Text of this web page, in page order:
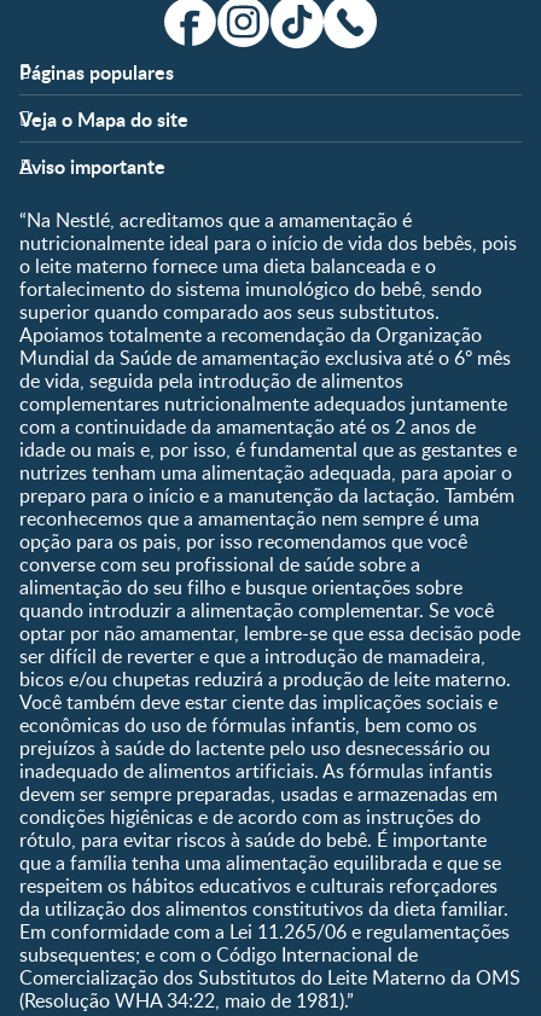
Páginas populares
Apoio
FAQ
Nossos Artigos
Fale conosco
Clube
Shopping
Compre Agora
Veja o Mapa do site
Fases
Pré-Concepção
Gravidez
Pós-Parto
0 a 5 meses
6 a 8 meses
9 a 12 meses
1 a 3 anos
Pré-escolar
Temas
Desenvolvimento
Ser Mãe e Pai
Nutrição, Alimentação e
Saúde
Ferramentas
Quando eu ficarei fértil?
Que dia meu bebê vai
nascer?
Guia de Nomes para Bebê
Calendário de semanas de
gravidez
Calculadora de cor dos
olhos
Curva de crescimento do
bebê
Planeta dos Pais
Receitas
Aviso importante
“Na Nestlé, acreditamos que a amamentação é
nutricionalmente ideal para o início de vida dos bebês, pois
o leite materno fornece uma dieta balanceada e o
fortalecimento do sistema imunológico do bebê, sendo
superior quando comparado aos seus substitutos.
Apoiamos totalmente a recomendação da Organização
Mundial da Saúde de amamentação exclusiva até o 6º mês
de vida, seguida pela introdução de alimentos
complementares nutricionalmente adequados juntamente
com a continuidade da amamentação até os 2 anos de
idade ou mais e, por isso, é fundamental que as gestantes e
nutrizes tenham uma alimentação adequada, para apoiar o
preparo para o início e a manutenção da lactação. Também
reconhecemos que a amamentação nem sempre é uma
opção para os pais, por isso recomendamos que você
converse com seu profissional de saúde sobre a
alimentação do seu filho e busque orientações sobre
quando introduzir a alimentação complementar. Se você
optar por não amamentar, lembre-se que essa decisão pode
ser difícil de reverter e que a introdução de mamadeira,
bicos e/ou chupetas reduzirá a produção de leite materno.
Você também deve estar ciente das implicações sociais e
econômicas do uso de fórmulas infantis, bem como os
prejuízos à saúde do lactente pelo uso desnecessário ou
inadequado de alimentos artificiais. As fórmulas infantis
devem ser sempre preparadas, usadas e armazenadas em
condições higiênicas e de acordo com as instruções do
rótulo, para evitar riscos à saúde do bebê. É importante
que a família tenha uma alimentação equilibrada e que se
respeitem os hábitos educativos e culturais reforçadores
da utilização dos alimentos constitutivos da dieta familiar.
Em conformidade com a Lei 11.265/06 e regulamentações
subsequentes; e com o Código Internacional de
Comercialização dos Substitutos do Leite Materno da OMS
(Resolução WHA 34:22, maio de 1981).”